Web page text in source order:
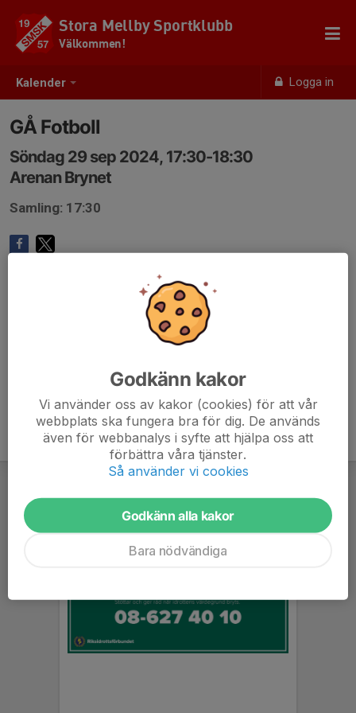
Kalender Logga in
Stora Mellby Sportklubb
Välkommen!
GÅ Fotboll
Söndag 29 sep 2024, 17:30-18:30
Arenan Brynet
Samling: 17:30
Godkänn kakor
Vi använder oss av kakor (cookies) för att vår
webbplats ska fungera bra för dig. De används
även för webbanalys i syfte att hjälpa oss att
förbättra våra tjänster.
Så använder vi cookies
Godkänn alla kakor
Bara nödvändiga